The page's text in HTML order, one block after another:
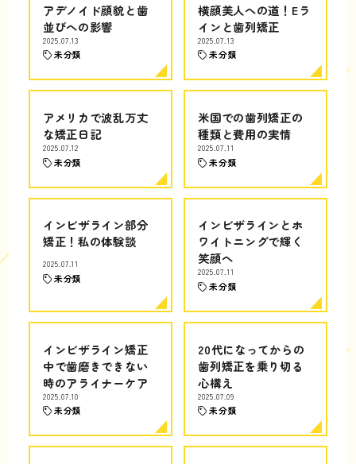
アデノイド顔貌と歯
並びへの影響
2025.07.13
未分類
横顔美人への道！Eラ
インと歯列矯正
2025.07.13
未分類
アメリカで波乱万丈
な矯正日記
2025.07.12
未分類
米国での歯列矯正の
種類と費用の実情
2025.07.11
未分類
インビザライン部分
矯正！私の体験談
2025.07.11
未分類
インビザラインとホ
ワイトニングで輝く
笑顔へ
2025.07.11
未分類
インビザライン矯正
中で歯磨きできない
時のアライナーケア
2025.07.10
未分類
20代になってからの
歯列矯正を乗り切る
心構え
2025.07.09
未分類